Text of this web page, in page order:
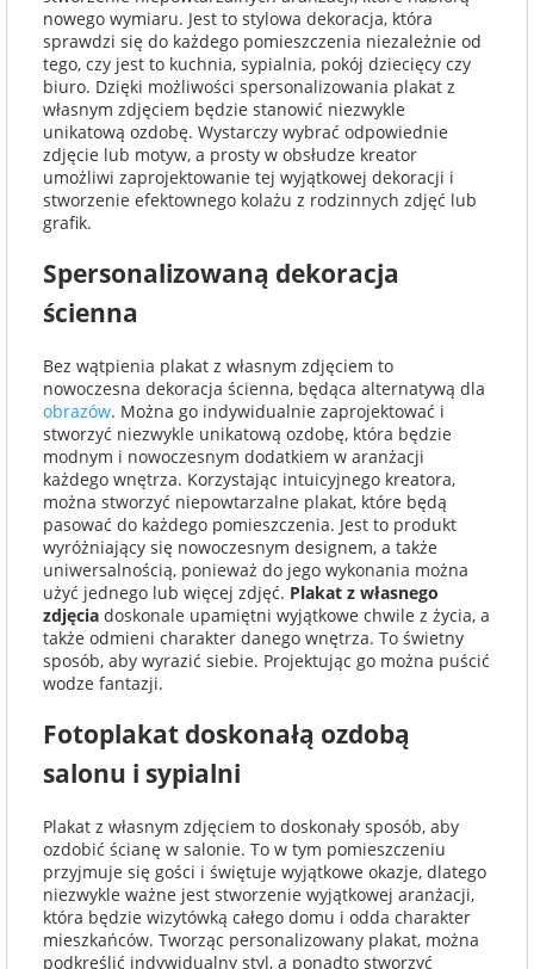
na Wielkanoc
na wieczór
panieński
na wieczór
kawalerski
nowego wymiaru. Jest to stylowa dekoracja, która
sprawdzi się do każdego pomieszczenia niezależnie od
tego, czy jest to kuchnia, sypialnia, pokój dziecięcy czy
biuro. Dzięki możliwości spersonalizowania plakat z
własnym zdjęciem będzie stanowić niezwykle
unikatową ozdobę. Wystarczy wybrać odpowiednie
zdjęcie lub motyw, a prosty w obsłudze kreator
umożliwi zaprojektowanie tej wyjątkowej dekoracji i
stworzenie efektownego kolażu z rodzinnych zdjęć lub
grafik.
Spersonalizowaną dekoracja
ścienna
Bez wątpienia plakat z własnym zdjęciem to
nowoczesna dekoracja ścienna, będąca alternatywą dla
obrazów. Można go indywidualnie zaprojektować i
stworzyć niezwykle unikatową ozdobę, która będzie
modnym i nowoczesnym dodatkiem w aranżacji
każdego wnętrza. Korzystając intuicyjnego kreatora,
można stworzyć niepowtarzalne plakat, które będą
pasować do każdego pomieszczenia. Jest to produkt
wyróżniający się nowoczesnym designem, a także
uniwersalnością, ponieważ do jego wykonania można
użyć jednego lub więcej zdjęć. Plakat z własnego
zdjęcia doskonale upamiętni wyjątkowe chwile z życia, a
także odmieni charakter danego wnętrza. To świetny
sposób, aby wyrazić siebie. Projektując go można puścić
wodze fantazji.
Fotoplakat doskonałą ozdobą
salonu i sypialni
Plakat z własnym zdjęciem to doskonały sposób, aby
ozdobić ścianę w salonie. To w tym pomieszczeniu
przyjmuje się gości i świętuje wyjątkowe okazje, dlatego
niezwykle ważne jest stworzenie wyjątkowej aranżacji,
która będzie wizytówką całego domu i odda charakter
mieszkańców. Tworząc personalizowany plakat, można
podkreślić indywidualny styl, a ponadto stworzyć